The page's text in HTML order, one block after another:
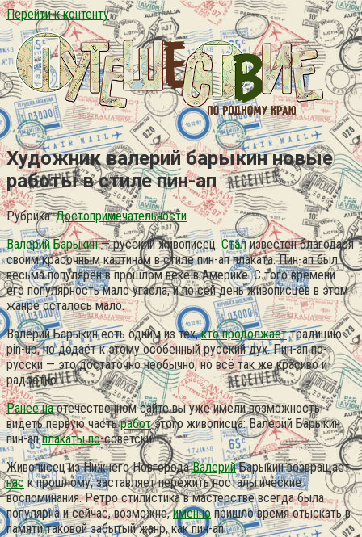
Перейти к контенту
Художник валерий барыкин новые
работы в стиле пин-ап
Рубрика: Достопримечательности
Валерий Барыкин— русский живописец.Стализвестен благодаря
своим красочным картинам в стиле пин-ап плаката. Пин-ап был
весьма популярен в прошлом веке в Америке. С того времени
его популярность мало угасла, и по сей день живописцев в этом
жанре осталось мало.
Валерий Барыкин есть одним из тех,кто продолжаеттрадицию
pin-up, но додаёт к этому особенный русский дух. Пин-ап по-
русски — это достаточно необычно, но всё так же красиво и
радостно.
Ранее наотечественном сайте вы уже имели возможность
видеть первую частьработэтого живописца: Валерий Барыкин
пин-апплакаты по-советски.
Живописец из Нижнего НовгородаВалерийБарыкин возвращает
нас к прошлому, заставляет пережить ностальгические
воспоминания. Ретро стилистика в мастерстве всегда была
популярна и сейчас, возможно,именно пришло время отыскать в
памяти таковой забытый жанр, как пин-ап.